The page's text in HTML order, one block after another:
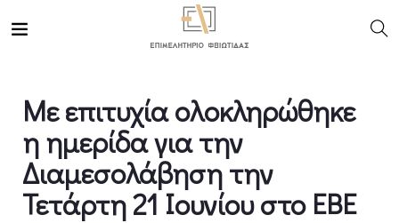
Με επιτυχία ολοκληρώθηκε
η ημερίδα για την
Διαμεσολάβηση την
Τετάρτη 21 Ιουνίου στο ΕΒΕ